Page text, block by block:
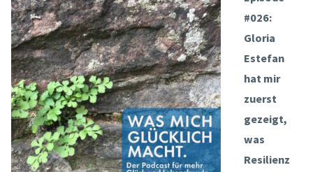
#026:
Gloria
Estefan
hat mir
zuerst
gezeigt,
was
Resilienz